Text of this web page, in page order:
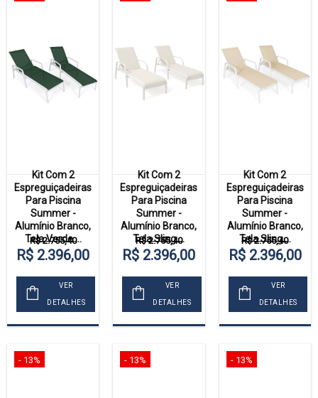
Kit Com 2
Espreguiçadeiras
Para Piscina
Summer -
Alumínio Branco,
Tela Verde ...
R$ 2.755,40
R$ 2.396,00
VER
DETALHES
Kit Com 2
Espreguiçadeiras
Para Piscina
Summer -
Alumínio Branco,
Tela Sling ...
R$ 2.755,40
R$ 2.396,00
VER
DETALHES
Kit Com 2
Espreguiçadeiras
Para Piscina
Summer -
Alumínio Branco,
Tela Sling ...
R$ 2.755,40
R$ 2.396,00
VER
DETALHES
- 13% - 13% - 13%